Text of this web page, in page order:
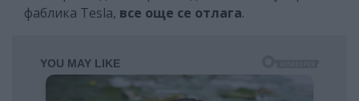
фаблика Tesla, все още се отлага.